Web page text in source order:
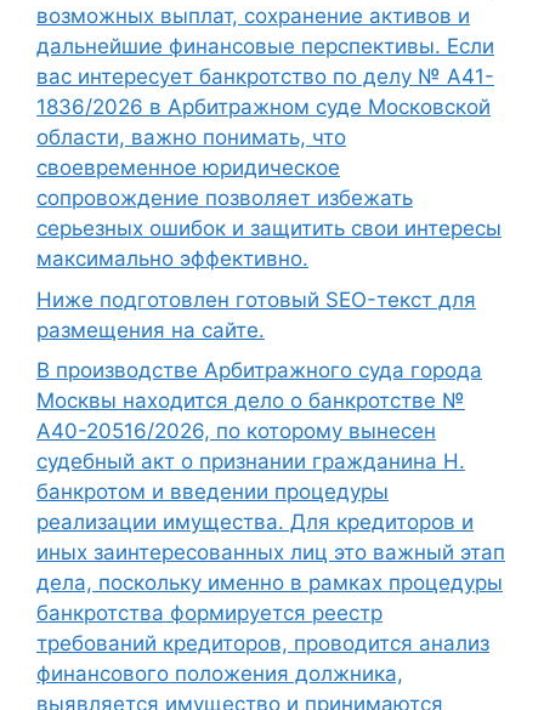
возможных выплат, сохранение активов и
дальнейшие финансовые перспективы. Если
вас интересует банкротство по делу № А41-
1836/2026 в Арбитражном суде Московской
области, важно понимать, что
своевременное юридическое
сопровождение позволяет избежать
серьезных ошибок и защитить свои интересы
максимально эффективно.
Ниже подготовлен готовый SEO-текст для
размещения на сайте.
В производстве Арбитражного суда города
Москвы находится дело о банкротстве №
А40-20516/2026, по которому вынесен
судебный акт о признании гражданина Н.
банкротом и введении процедуры
реализации имущества. Для кредиторов и
иных заинтересованных лиц это важный этап
дела, поскольку именно в рамках процедуры
банкротства формируется реестр
требований кредиторов, проводится анализ
финансового положения должника,
выявляется имущество и принимаются